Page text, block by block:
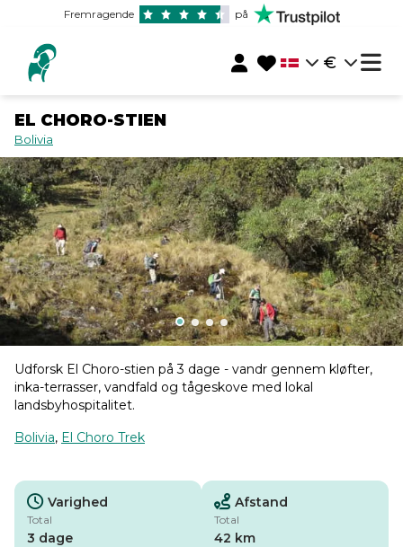
Fremragende på
€
EL CHORO-STIEN
Bolivia
Udforsk El Choro-stien på 3 dage - vandr gennem kløfter,
inka-terrasser, vandfald og tågeskove med lokal
landsbyhospitalitet.
Bolivia, El Choro Trek
Varighed
Total
3 dage
Afstand
Total
42 km